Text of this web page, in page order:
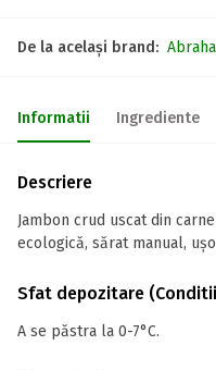
De la același brand:
Informatii Ingrediente
Descriere
Jambon crud uscat din
ecologică, sărat manual,
Sfat depozitare
A se păstra la 0-7°C.